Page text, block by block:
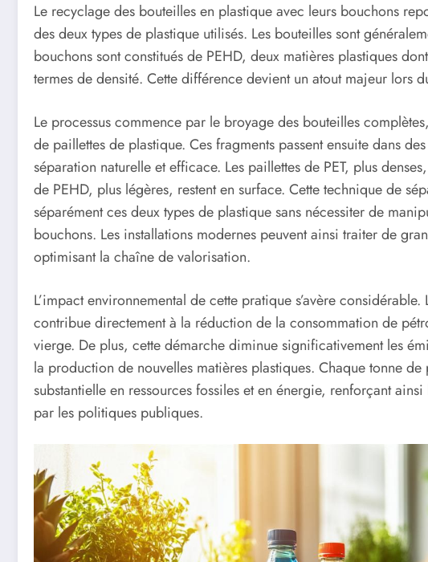
Le recyclage des bouteilles en plastique avec leurs bouchons
des deux types de plastique utilisés. Les bouteilles sont
bouchons sont constitués de PEHD, deux matières plastiques
termes de densité. Cette différence devient un atout majeur lors
Le processus commence par le broyage des bouteilles
de paillettes de plastique. Ces fragments passent ensuite dans
séparation naturelle et efficace. Les paillettes de PET, plus
de PEHD, plus légères, restent en surface. Cette technique de
séparément ces deux types de plastique sans nécessiter de
bouchons. Les installations modernes peuvent ainsi traiter de
optimisant la chaîne de valorisation.
L’impact environnemental de cette pratique s’avère
contribue directement à la réduction de la consommation de
vierge. De plus, cette démarche diminue significativement les
la production de nouvelles matières plastiques. Chaque tonne
substantielle en ressources fossiles et en énergie, renforçant
par les politiques publiques.